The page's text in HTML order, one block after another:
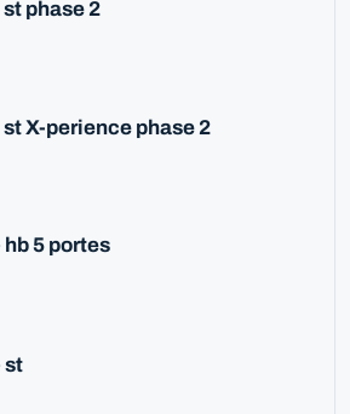
phase 2
X-perience phase 2
5 portes
st